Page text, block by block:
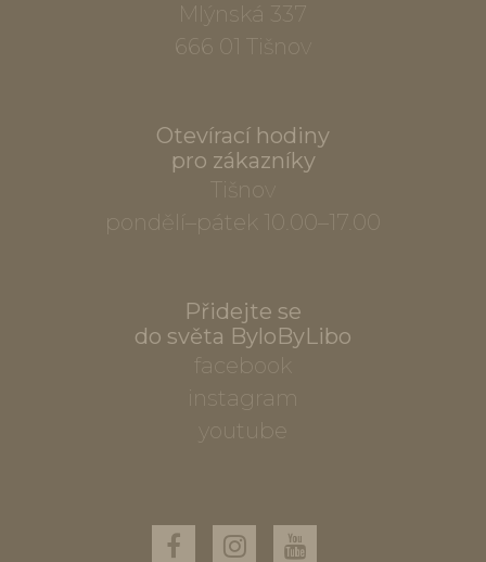
Mlýnská 337
666 01 Tišnov
Otevírací hodiny
pro zákazníky
Tišnov
pondělí–pátek 10.00–17.00
Přidejte se
do světa ByloByLibo
facebook
instagram
youtube